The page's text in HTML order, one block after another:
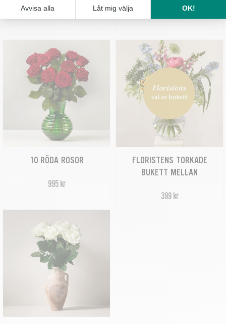
10 RÖDA ROSOR
995 kr
FLORISTENS TORKADE
BUKETT MELLAN
399 kr